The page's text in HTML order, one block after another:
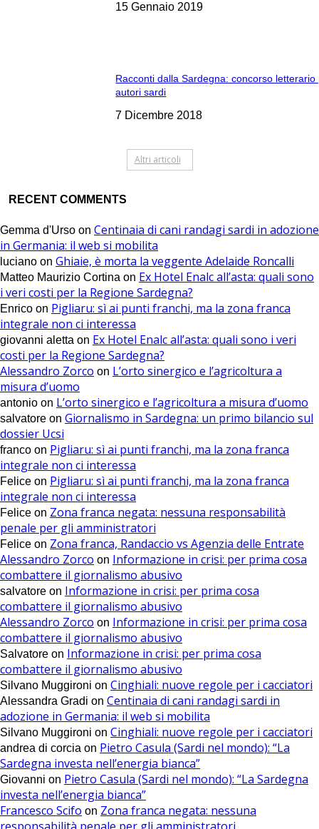
15 Gennaio 2019
Racconti dalla Sardegna: concorso letterario
autori sardi
7 Dicembre 2018
Altri articoli
RECENT COMMENTS
Gemma d'Urso on Centinaia di cani randagi sardi in adozione
in Germania: il web si mobilita
luciano on Ghiaie, è morta la veggente Adelaide Roncalli
Matteo Maurizio Cortina on Ex Hotel Enalc all’asta: quali sono
i veri costi per la Regione Sardegna?
Enrico on Pigliaru: sì ai punti franchi, ma la zona franca
integrale non ci interessa
giovanni aletta on Ex Hotel Enalc all’asta: quali sono i veri
costi per la Regione Sardegna?
Alessandro Zorco on L’orto sinergico e l’agricoltura a
misura d’uomo
antonio on L’orto sinergico e l’agricoltura a misura d’uomo
salvatore on Giornalismo in Sardegna: un primo bilancio sul
dossier Ucsi
franco on Pigliaru: sì ai punti franchi, ma la zona franca
integrale non ci interessa
Felice on Pigliaru: sì ai punti franchi, ma la zona franca
integrale non ci interessa
Felice on Zona franca negata: nessuna responsabilità
penale per gli amministratori
Felice on Zona franca, Randaccio vs Agenzia delle Entrate
Alessandro Zorco on Informazione in crisi: per prima cosa
combattere il giornalismo abusivo
salvatore on Informazione in crisi: per prima cosa
combattere il giornalismo abusivo
Alessandro Zorco on Informazione in crisi: per prima cosa
combattere il giornalismo abusivo
Salvatore on Informazione in crisi: per prima cosa
combattere il giornalismo abusivo
Silvano Muggironi on Cinghiali: nuove regole per i cacciatori
Alessandra Gradi on Centinaia di cani randagi sardi in
adozione in Germania: il web si mobilita
Silvano Muggironi on Cinghiali: nuove regole per i cacciatori
andrea di corcia on Pietro Casula (Sardi nel mondo): “La
Sardegna investa nell’energia bianca”
Giovanni on Pietro Casula (Sardi nel mondo): “La Sardegna
investa nell’energia bianca”
Francesco Scifo on Zona franca negata: nessuna